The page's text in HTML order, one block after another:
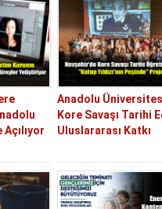
Anadolu
Kore Savaşı Tarihi
Uluslararası Katkı